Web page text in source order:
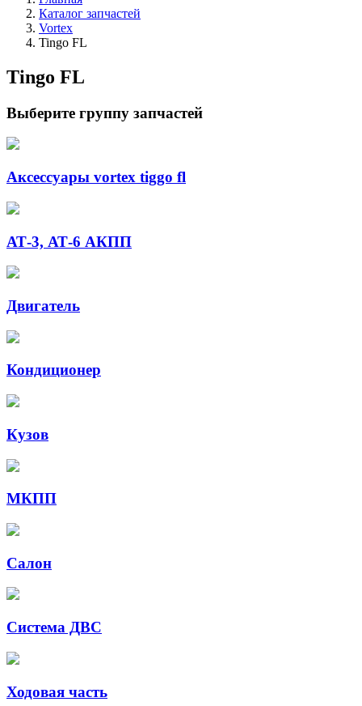
Каталог запчастей
Vortex
Tingo FL
Tingo FL
Выберите группу запчастей
Аксессуары vortex tiggo fl
АТ-3, АТ-6 АКПП
Двигатель
Кондиционер
Кузов
МКПП
Салон
Система ДВС
Ходовая часть